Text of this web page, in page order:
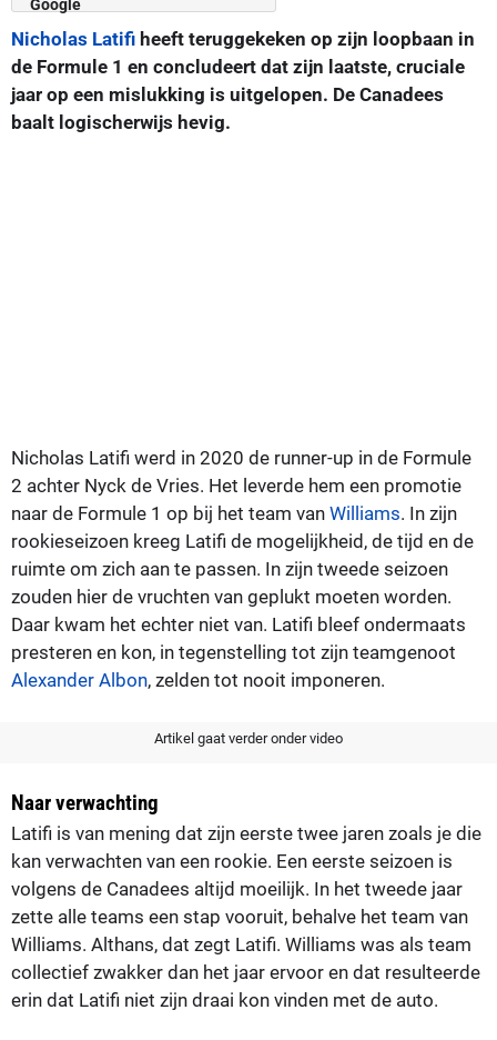
Nicholas Latifi heeft teruggekeken op zijn loopbaan in
de Formule 1 en concludeert dat zijn laatste, cruciale
jaar op een mislukking is uitgelopen. De Canadees
baalt logischerwijs hevig.
Nicholas Latifi werd in 2020 de runner-up in de Formule
2 achter Nyck de Vries. Het leverde hem een promotie
naar de Formule 1 op bij het team van Williams. In zijn
rookieseizoen kreeg Latifi de mogelijkheid, de tijd en de
ruimte om zich aan te passen. In zijn tweede seizoen
zouden hier de vruchten van geplukt moeten worden.
Daar kwam het echter niet van. Latifi bleef ondermaats
presteren en kon, in tegenstelling tot zijn teamgenoot
Alexander Albon, zelden tot nooit imponeren.
Artikel gaat verder onder video
Naar verwachting
Latifi is van mening dat zijn eerste twee jaren zoals je die
kan verwachten van een rookie. Een eerste seizoen is
volgens de Canadees altijd moeilijk. In het tweede jaar
zette alle teams een stap vooruit, behalve het team van
Williams. Althans, dat zegt Latifi. Williams was als team
collectief zwakker dan het jaar ervoor en dat resulteerde
erin dat Latifi niet zijn draai kon vinden met de auto.